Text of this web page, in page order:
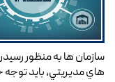
سازمان ها به منظور
هاي مديريتي, بايد